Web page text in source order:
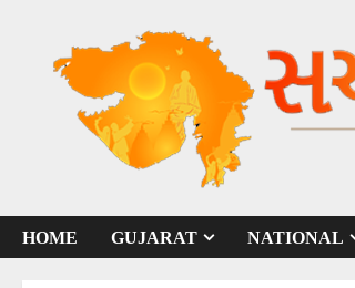
HOME GUJARAT NATIONAL